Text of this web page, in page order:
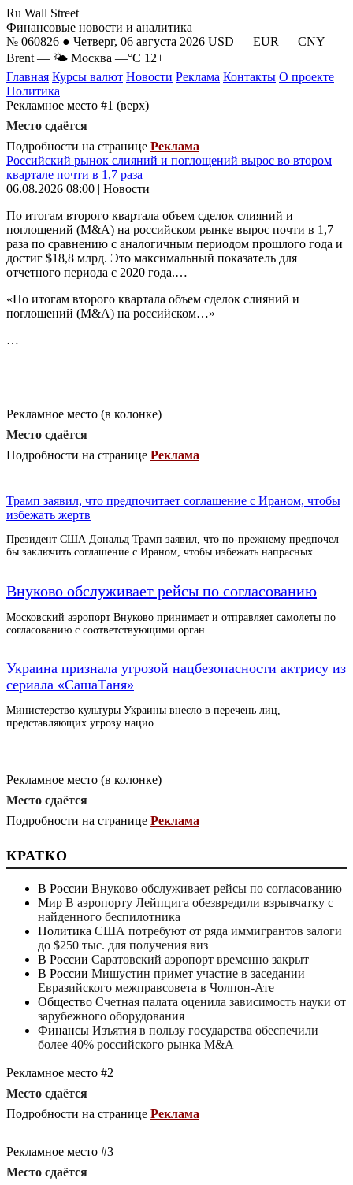
Ru Wall Street
Финансовые новости и аналитика
№ 060826 ● Четверг, 06 августа 2026 USD — EUR — CNY —
Brent — 🌤 Москва —°C 12+
Главная Курсы валют Новости Реклама Контакты О проекте
Политика
Рекламное место #1 (верх)
Место сдаётся
Подробности на странице Реклама
Российский рынок слияний и поглощений вырос во втором
квартале почти в 1,7 раза
06.08.2026 08:00 | Новости
По итогам второго квартала объем сделок слияний и
поглощений (M&A) на российском рынке вырос почти в 1,7
раза по сравнению с аналогичным периодом прошлого года и
достиг $18,8 млрд. Это максимальный показатель для
отчетного периода с 2020 года.…
«По итогам второго квартала объем сделок слияний и
поглощений (M&A) на российском…»
…
Рекламное место (в колонке)
Место сдаётся
Подробности на странице Реклама
Трамп заявил, что предпочитает соглашение с Ираном, чтобы
избежать жертв
Президент США Дональд Трамп заявил, что по-прежнему предпочел
бы заключить соглашение с Ираном, чтобы избежать напрасных…
Внуково обслуживает рейсы по согласованию
Московский аэропорт Внуково принимает и отправляет самолеты по
согласованию с соответствующими орган…
Украина признала угрозой нацбезопасности актрису из
сериала «СашаТаня»
Министерство культуры Украины внесло в перечень лиц,
представляющих угрозу нацио…
Рекламное место (в колонке)
Место сдаётся
Подробности на странице Реклама
КРАТКО
В России Внуково обслуживает рейсы по согласованию
Мир В аэропорту Лейпцига обезвредили взрывчатку с
найденного беспилотника
Политика США потребуют от ряда иммигрантов залоги
до $250 тыс. для получения виз
В России Саратовский аэропорт временно закрыт
В России Мишустин примет участие в заседании
Евразийского межправсовета в Чолпон-Ате
Общество Счетная палата оценила зависимость науки от
зарубежного оборудования
Финансы Изъятия в пользу государства обеспечили
более 40% российского рынка M&A
Рекламное место #2
Место сдаётся
Подробности на странице Реклама
Рекламное место #3
Место сдаётся